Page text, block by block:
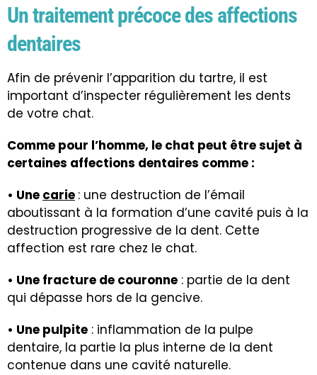
Un traitement précoce des affections
dentaires
Afin de prévenir l’apparition du tartre, il est
important d’inspecter régulièrement les dents
de votre chat.
Comme pour l’homme, le chat peut être sujet à
certaines affections dentaires comme :
• Une carie : une destruction de l’émail
aboutissant à la formation d’une cavité puis à la
destruction progressive de la dent. Cette
affection est rare chez le chat.
• Une fracture de couronne : partie de la dent
qui dépasse hors de la gencive.
• Une pulpite : inflammation de la pulpe
dentaire, la partie la plus interne de la dent
contenue dans une cavité naturelle.